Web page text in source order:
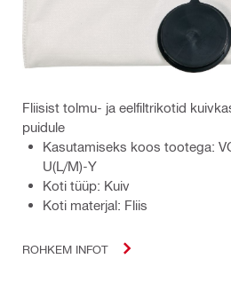
Fliisist tolmu- ja eelfiltrikotid
puidule
Kasutamiseks koos tootega:
U(L/M)-Y
Koti tüüp: Kuiv
Koti materjal: Fliis
ROHKEM INFOT